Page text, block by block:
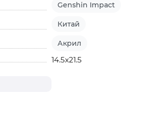
Genshin Impact
Китай
Акрил
14.5x21.5